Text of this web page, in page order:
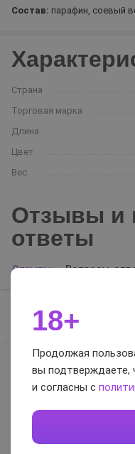
Состав: парафин, соевый
Страна
Торговая марка
Длина
Цвет
Вес
Отзывы и
ответы
Отзывы Вопросы-
Отзывов нет, будьте
18+
Продолжая
вы подтверждаете,
и согласны с